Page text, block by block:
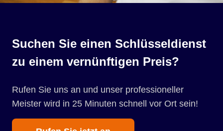
Suchen Sie einen Schlüsseldienst
zu einem vernünftigen Preis?
Rufen Sie uns an und unser professioneller
Meister wird in 25 Minuten schnell vor Ort sein!